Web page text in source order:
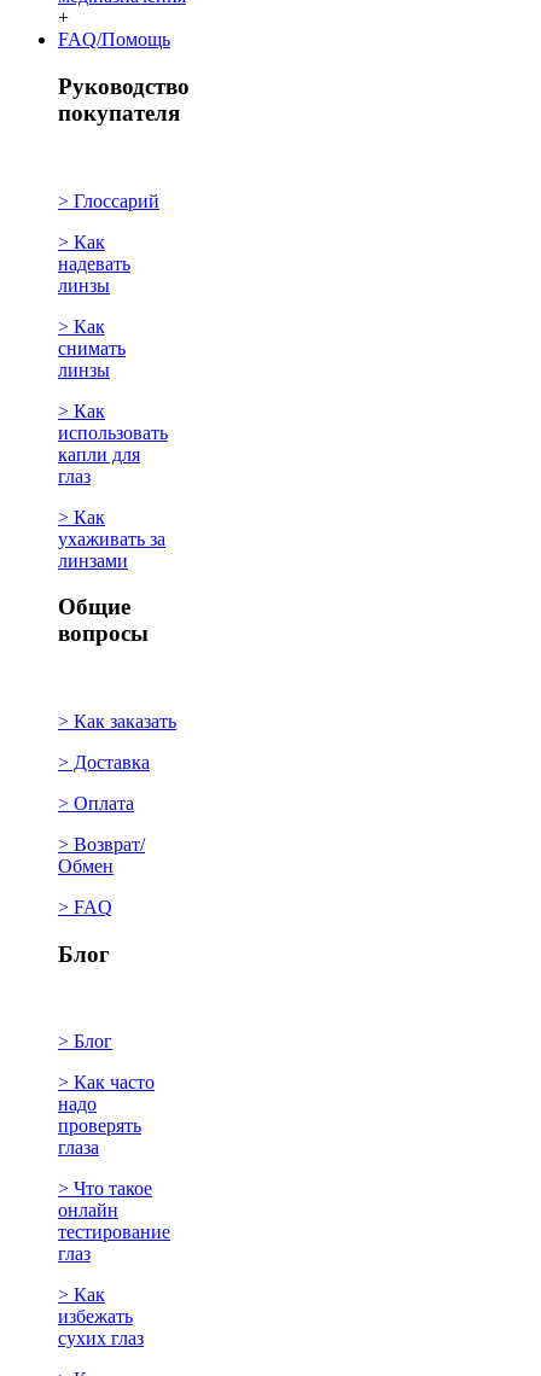
+
FAQ/Помощь
Руководство
покупателя
> Глоссарий
> Как
надевать
линзы
> Как
снимать
линзы
> Как
использовать
капли для
глаз
> Как
ухаживать за
линзами
Общие
вопросы
> Как заказать
> Доставка
> Оплата
> Возврат/
Обмен
> FAQ
Блог
> Блог
> Как часто
надо
проверять
глаза
> Что такое
онлайн
тестирование
глаз
> Как
избежать
сухих глаз